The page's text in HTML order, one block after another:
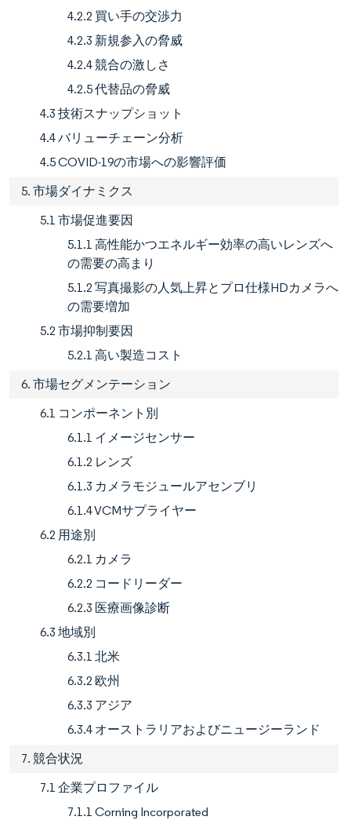
4.2.2 買い手の交渉力
4.2.3 新規参入の脅威
4.2.4 競合の激しさ
4.2.5 代替品の脅威
4.3 技術スナップショット
4.4 バリューチェーン分析
4.5 COVID-19の市場への影響評価
5. 市場ダイナミクス
5.1 市場促進要因
5.1.1 高性能かつエネルギー効率の高いレンズへ
の需要の高まり
5.1.2 写真撮影の人気上昇とプロ仕様HDカメラへ
の需要増加
5.2 市場抑制要因
5.2.1 高い製造コスト
6. 市場セグメンテーション
6.1 コンポーネント別
6.1.1 イメージセンサー
6.1.2 レンズ
6.1.3 カメラモジュールアセンブリ
6.1.4 VCMサプライヤー
6.2 用途別
6.2.1 カメラ
6.2.2 コードリーダー
6.2.3 医療画像診断
6.3 地域別
6.3.1 北米
6.3.2 欧州
6.3.3 アジア
6.3.4 オーストラリアおよびニュージーランド
7. 競合状況
7.1 企業プロファイル
7.1.1 Corning Incorporated